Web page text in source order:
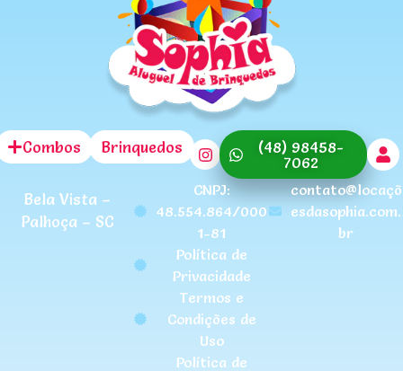
Combos Brinquedos
(48) 98458-
7062
Bela Vista –
Palhoça – SC
CNPJ:
48.554.864/000
1-81
Política de
Privacidade
Termos e
Condições de
Uso
Política de
contato@locaçõ
esdasophia.com.
br